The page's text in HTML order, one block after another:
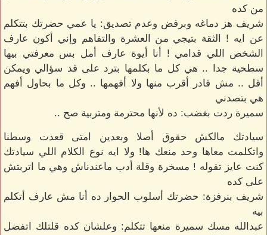
من كده
شريف هز دماغه وبرفض وعدم تصديق: يا عمي حضرتك بتتكلم
عن ايه ! الثقة بتيجي من العشرة والتفاهم وإني أكون عارف
الشخص اللي قدامي ! أنا أيوة عارف أمل بس معرفتي بيها
سطحية جدا .. هي كل ما بكلمها بترد على قد سؤالي ويمكن
أقل .. مش قادر أقرب منها ولا أفهمها .. وكل ما بحاول أفهم
هي بتصدني
سميرة ردت بغضب: ده لأنها محترمة ومتربية صح ..
سيادتك مالكش حقوق أصلا وبعدين امتى قعدت وسطنا
واتكلمت معاها وحد منعك ها! ولا ايه نوع الكلام اللي سيادتك
كنت عايز تقوله ! مسخرة وقلة أدب ماعندناش وهي ما اتربتش
على كده
شريف بنرفزة: حضرتك أسلوب الحوار ده أنا مش عارف أتكلم
بيه
عبدالله مسك سميرة منعها تتكلم: وعلشان كده قلتلك اتفضل